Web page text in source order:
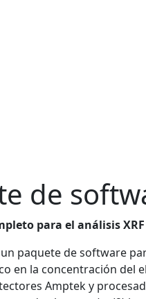
de
para el análisis
paquete de software
en la concentración del
Amptek y